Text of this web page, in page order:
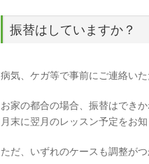
振替はしていますか？
病気、ケガ等で事前にご連絡い
お家の都合の場合、振替はでき
月末に翌月のレッスン予定をお
ただ、いずれのケースも調整が